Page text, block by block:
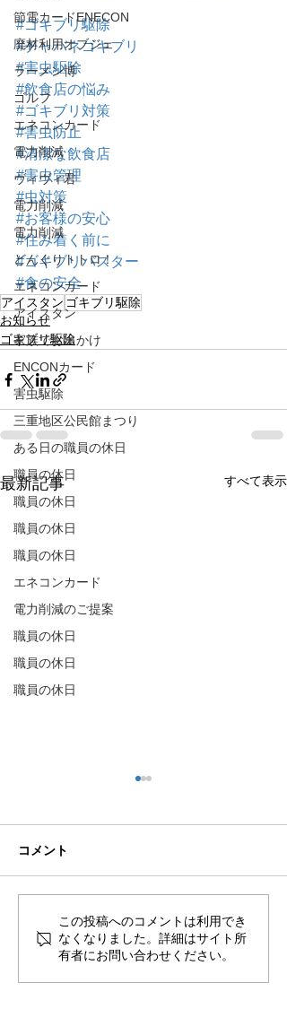
節電カードENECON
廃材利用オブジェ
ラーメン博
ゴルフ
エネコンカード
電力削減
ヴィヴィ君
電力削減
電力削減
どんぐりトトロ！
エネコンカード
アイスタン
家族でお出かけ
ENCONカード
害虫駆除
三重地区公民館まつり
ある日の職員の休日
職員の休日
職員の休日
職員の休日
職員の休日
エネコンカード
電力削減のご提案
職員の休日
職員の休日
職員の休日
#ゴキブリ駆除
#チャバネゴキブリ
#害虫駆除
#飲食店の悩み
#ゴキブリ対策
#害虫防止
#清潔な飲食店
#害虫管理
#虫対策
#お客様の安心
#住み着く前に
#ゴキブリバスター
#食の安全
アイスタン ゴキブリ駆除
お知らせ
ゴキブリ駆除
最新記事 すべて表示
🌊ハガネの肉体を持つ職
員、岩瀬道へ！
コメント
この投稿へのコメントは利用でき
なくなりました。詳細はサイト所
有者にお問い合わせください。